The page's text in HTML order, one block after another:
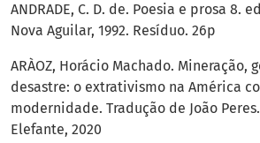
ANDRADE, C. D. de. Poesia e prosa 8.
Nova Aguilar, 1992. Resíduo. 26p
ARÀOZ, Horácio Machado. Mineração,
desastre: o extrativismo na América
modernidade. Tradução de João
Elefante, 2020